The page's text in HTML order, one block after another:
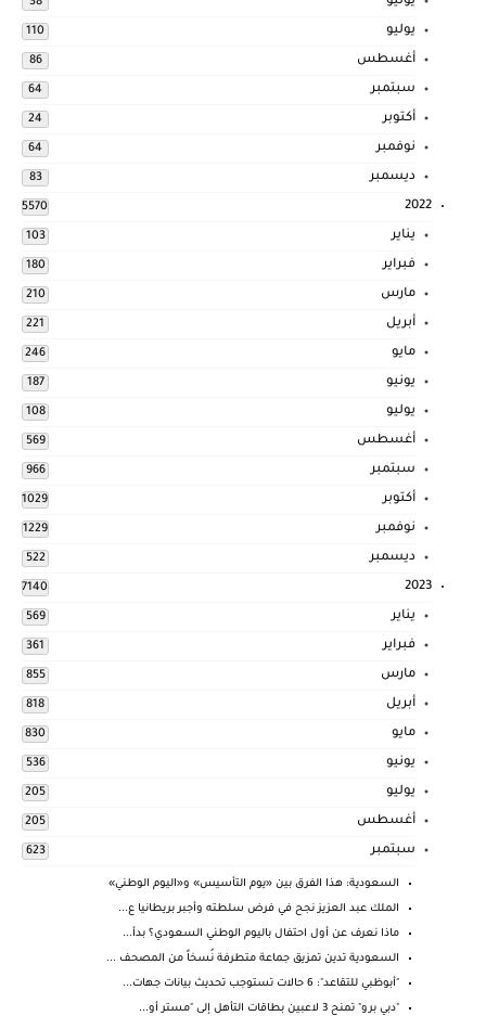
38
يوليو 110
أغسطس 86
سبتمبر 64
أكتوبر 24
نوفمبر 64
ديسمبر 83
2022
5570
يناير 103
فبراير 180
مارس 210
أبريل 221
مايو 246
يونيو 187
يوليو 108
أغسطس 569
سبتمبر 966
أكتوبر 1029
نوفمبر 1229
ديسمبر 522
2023
7140
يناير 569
فبراير 361
مارس 855
أبريل 818
مايو 830
يونيو 536
يوليو 205
أغسطس 205
سبتمبر 623
السعودية: هذا الفرق بين «يوم التأسيس» و«اليوم الوطني»
الملك عبد العزيز نجح في فرض سلطته وأجبر بريطانيا ع...
ماذا نعرف عن أول احتفال باليوم الوطني السعودي؟ بدأ...
السعودية تدين تمزيق جماعة متطرفة نُسخاً من المصحف ...
"أبوظبي للتقاعد": 6 حالات تستوجب تحديث بيانات جهات...
"دبي برو" تمنح 3 لاعبين بطاقات التأهل إلى "مستر أو...